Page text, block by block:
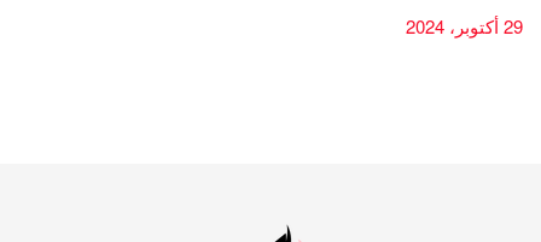
29 أكتوبر، 2024